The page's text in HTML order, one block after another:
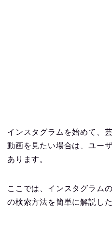
インスタグラムを始めて、
動画を見たい場合は、ユー
あります。
ここでは、インスタグラム
の検索方法を簡単に解説し